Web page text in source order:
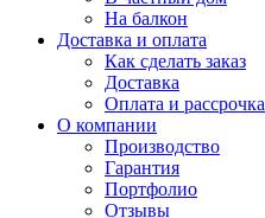
На балкон
Доставка и оплата
Как сделать заказ
Доставка
Оплата и рассрочка
О компании
Производство
Гарантия
Портфолио
Отзывы